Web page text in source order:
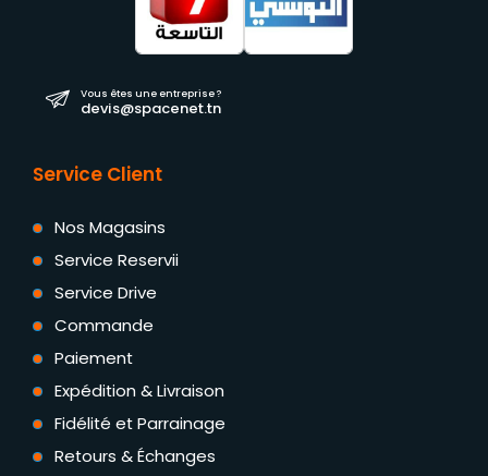
Vous êtes une entreprise ?
devis@spacenet.tn
Service Client
Nos Magasins
Service Reservii
Service Drive
Commande
Paiement
Expédition & Livraison
Fidélité et Parrainage
Retours & Échanges